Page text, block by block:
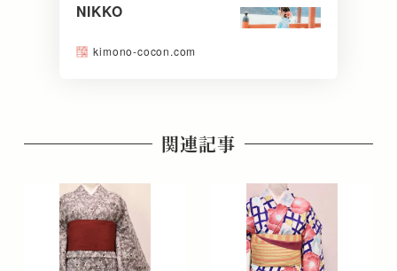
NIKKO
kimono-cocon.com
関連記事